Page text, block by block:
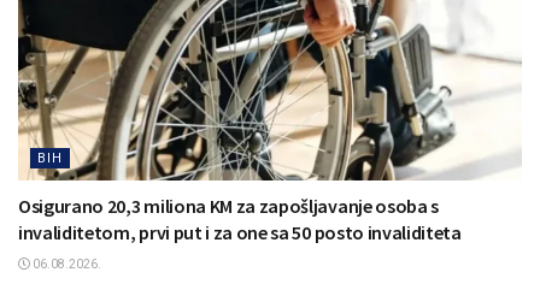
BIH
Osigurano 20,3 miliona KM za zapošljavanje osoba s
invaliditetom, prvi put i za one sa 50 posto invaliditeta
06.08.2026.